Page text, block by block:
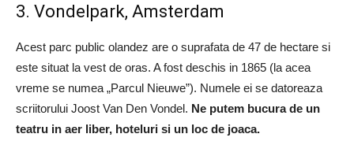
3. Vondelpark, Amsterdam
Acest parc public olandez are o suprafata de 47 de hectare si
este situat la vest de oras. A fost deschis in 1865 (la acea
vreme se numea „Parcul Nieuwe”). Numele ei se datoreaza
scriitorului Joost Van Den Vondel. Ne putem bucura de un
teatru in aer liber, hoteluri si un loc de joaca.